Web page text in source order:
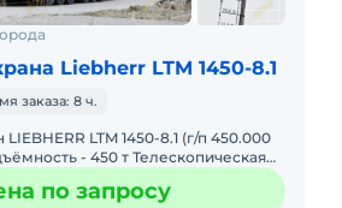
Liebherr LTM 1450-8.1
заказа: 8 ч.
LTM 1450-8.1 (г/п 450.000
- 450 т Телескопическая
высота подъёма - 132 м Макс. выл
по запросу